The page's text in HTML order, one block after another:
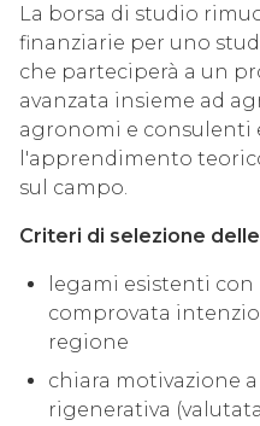
La borsa di studio
finanziarie per uno
che parteciperà a un
avanzata insieme ad
agronomi e consulenti
l'apprendimento
sul campo.
Criteri di selezione
legami esistenti con
comprovata
regione
chiara motivazione
rigenerativa